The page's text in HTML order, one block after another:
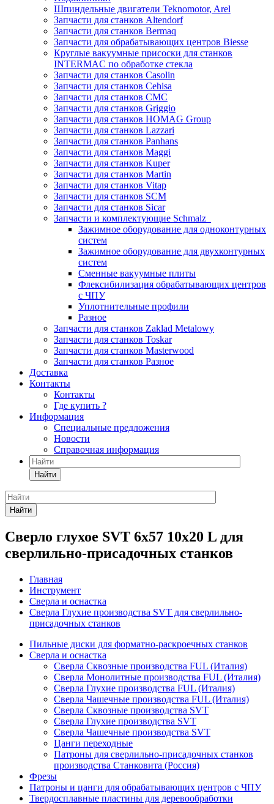
Шпиндельные двигатели Teknomotor, Arel
Запчасти для станков Altendorf
Запчасти для станков Bermaq
Запчасти для обрабатывающих центров Biesse
Круглые вакуумные присоски для станков
INTERMAC по обработке стекла
Запчасти для станков Casolin
Запчасти для станков Cehisa
Запчасти для станков CMC
Запчасти для станков Griggio
Запчасти для станков HOMAG Group
Запчасти для станков Lazzari
Запчасти для станков Panhans
Запчасти для станков Maggi
Запчасти для станков Kuper
Запчасти для станков Martin
Запчасти для станков Vitap
Запчасти для станков SCM
Запчасти для станков Sicar
Запчасти и комплектующие Schmalz
Зажимное оборудование для одноконтурных
систем
Зажимное оборудование для двухконтурных
систем
Сменные вакуумные плиты
Флексибилизация обрабатывающих центров
с ЧПУ
Уплотнительные профили
Разное
Запчасти для станков Zaklad Metalowy
Запчасти для станков Toskar
Запчасти для станков Masterwood
Запчасти для станков Разное
Доставка
Контакты
Контакты
Где купить ?
Информация
Специальные предложения
Новости
Справочная информация
Найти
Найти
Сверло глухое SVT 6х57 10х20 L для
сверлильно-присадочных станков
Главная
Инструмент
Сверла и оснастка
Сверла Глухие производства SVT для сверлильно-
присадочных станков
Пильные диски для форматно-раскроечных станков
Сверла и оснастка
Сверла Сквозные производства FUL (Италия)
Сверла Монолитные производства FUL (Италия)
Сверла Глухие производства FUL (Италия)
Сверла Чашечные производства FUL (Италия)
Сверла Сквозные производства SVT
Сверла Глухие производства SVT
Сверла Чашечные производства SVT
Цанги переходные
Патроны для сверлильно-присадочных станков
производства Станковита (Россия)
Фрезы
Патроны и цанги для обрабатывающих центров с ЧПУ
Твердосплавные пластины для деревообработки